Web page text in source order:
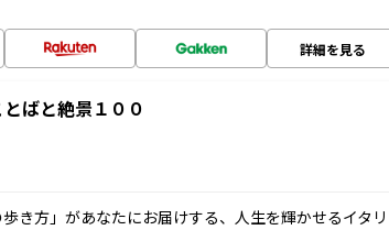
詳細を見る
ばと絶景１００
き方」があなたにお届けする、人生を輝かせるイタリ